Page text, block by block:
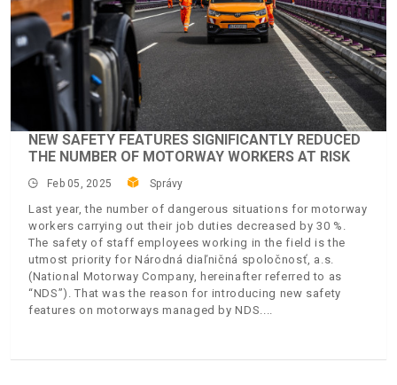
NEW SAFETY FEATURES SIGNIFICANTLY REDUCED
THE NUMBER OF MOTORWAY WORKERS AT RISK
Feb 05, 2025 Správy
Last year, the number of dangerous situations for motorway
workers carrying out their job duties decreased by 30 %.
The safety of staff employees working in the field is the
utmost priority for Národná diaľničná spoločnosť, a.s.
(National Motorway Company, hereinafter referred to as
“NDS”). That was the reason for introducing new safety
features on motorways managed by NDS.